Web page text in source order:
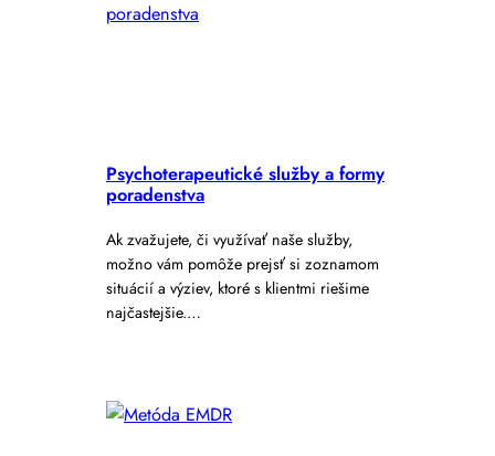
Psychoterapeutické služby a formy
poradenstva
Ak zvažujete, či využívať naše služby,
možno vám pomôže prejsť si zoznamom
situácií a výziev, ktoré s klientmi riešime
najčastejšie.…